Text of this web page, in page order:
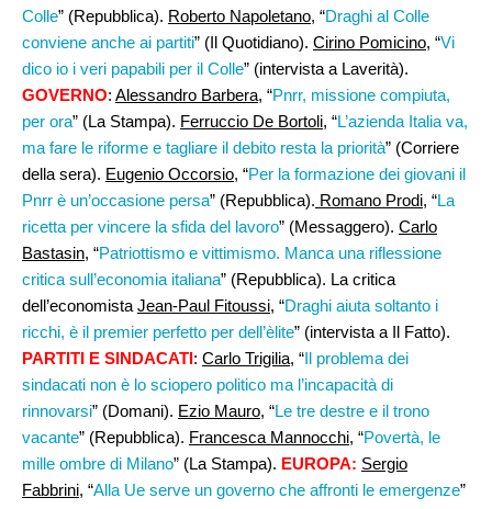
Colle” (Repubblica). Roberto Napoletano, “Draghi al Colle
conviene anche ai partiti” (Il Quotidiano). Cirino Pomicino, “Vi
dico io i veri papabili per il Colle” (intervista a Laverità).
GOVERNO: Alessandro Barbera, “Pnrr, missione compiuta,
per ora” (La Stampa). Ferruccio De Bortoli, “L’azienda Italia va,
ma fare le riforme e tagliare il debito resta la priorità” (Corriere
della sera). Eugenio Occorsio, “Per la formazione dei giovani il
Pnrr è un’occasione persa” (Repubblica). Romano Prodi, “La
ricetta per vincere la sfida del lavoro” (Messaggero). Carlo
Bastasin, “Patriottismo e vittimismo. Manca una riflessione
critica sull’economia italiana” (Repubblica). La critica
dell’economista Jean-Paul Fitoussi, “Draghi aiuta soltanto i
ricchi, è il premier perfetto per dell’èlite” (intervista a Il Fatto).
PARTITI E SINDACATI: Carlo Trigilia, “Il problema dei
sindacati non è lo sciopero politico ma l’incapacità di
rinnovarsi” (Domani). Ezio Mauro, “Le tre destre e il trono
vacante” (Repubblica). Francesca Mannocchi, “Povertà, le
mille ombre di Milano” (La Stampa). EUROPA: Sergio
Fabbrini, “Alla Ue serve un governo che affronti le emergenze”